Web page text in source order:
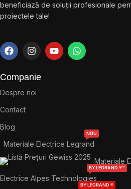
beneficiază de soluții profesionale
proiectele tale!
Companie
Despre noi
Contact
Blog
Materiale Electrice Legrand
NOU
Materiale
Electrice Alpes Technologies
BY LEGRAND ®™
BY LEGRAND ®